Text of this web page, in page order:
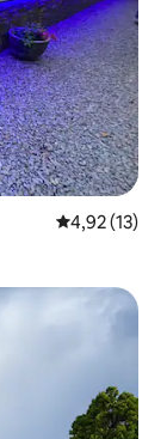
Scor mediu
4,92 (13)